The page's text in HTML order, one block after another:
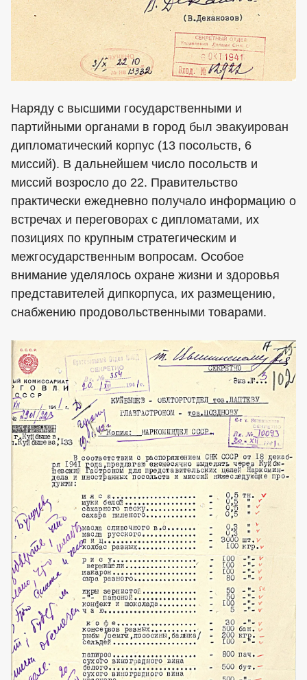
Наряду с высшими государственными и
партийными органами в город был эвакуирован
дипломатический корпус (13 посольств, 6
миссий). В дальнейшем число посольств и
миссий возросло до 22. Правительство
практически ежедневно получало информацию о
встречах и переговорах с дипломатами, их
позициях по крупным стратегическим и
межгосударственным вопросам. Особое
внимание уделялось охране жизни и здоровья
представителей дипкорпуса, их размещению,
снабжению продовольственными товарами.